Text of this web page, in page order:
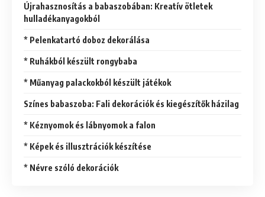
Újrahasznosítás a babaszobában: Kreatív ötletek
hulladékanyagokból
* Pelenkatartó doboz dekorálása
* Ruhákból készült rongybaba
* Műanyag palackokból készült játékok
Színes babaszoba: Fali dekorációk és kiegészítők házilag
* Kéznyomok és lábnyomok a falon
* Képek és illusztrációk készítése
* Névre szóló dekorációk